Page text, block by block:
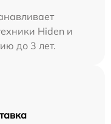
Hiden и
до 3 лет.